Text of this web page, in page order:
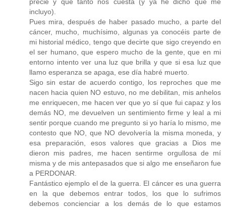
incluyo).
Pues mira, después de haber pasado mucho, a parte del
cáncer, mucho, muchísimo, algunas ya conocéis parte de
mi historial médico, tengo que decirte que sigo creyendo en
el ser humano, que espero mucho de la gente, que en mi
entorno intento ver una luz que brilla y que si esa luz que
llamo esperanza se apaga, ese día habré muerto.
Sigo sin estar de acuerdo contigo, los reproches que me
nacen hacia quien NO estuvo, no me debilitan, mis anhelos
me enriquecen, me hacen ver que yo sí que fui capaz y los
demás NO, me devuelven un sentimiento firme y leal a mi
sentir porque cuando me pregunto si yo haría lo mismo, me
contesto que NO, que NO devolvería la misma moneda, y
esa preparación, esos valores que gracias a Dios me
dieron mis padres, me hacen sentirme orgullosa de mí
misma y de mis antepasados que si algo me enseñaron fue
a PERDONAR.
Fantástico ejemplo el de la guerra. El cáncer es una guerra
en la que debemos entrar todos, los que lo sufrimos
debemos concienciar a los demás de lo que estamos